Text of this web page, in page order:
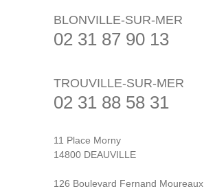
BLONVILLE-SUR-MER
02 31 87 90 13
TROUVILLE-SUR-MER
02 31 88 58 31
11 Place Morny
14800 DEAUVILLE
126 Boulevard Fernand Moureaux